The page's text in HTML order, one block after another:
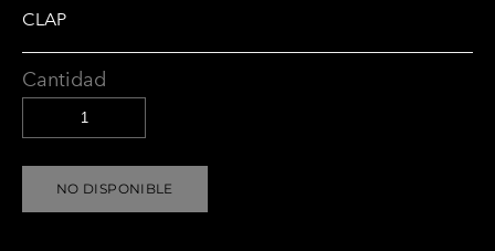
CLAP
Cantidad
NO DISPONIBLE